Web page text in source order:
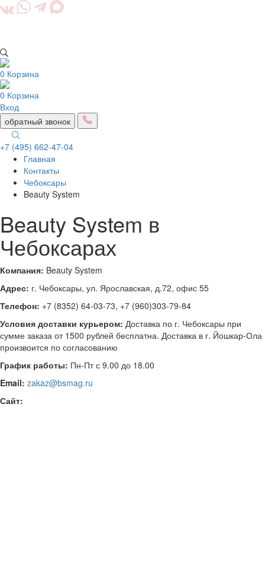
0 Корзина
0 Корзина
Вход
обратный звонок
+7 (495) 662-47-04
Главная
Контакты
Чебоксары
Beauty System
Beauty System в
Чебоксарах
Компания: Beauty System
Адрес: г. Чебоксары, ул. Ярославская, д.72, офис 55
Телефон: +7 (8352) 64-03-73, +7 (960)303-79-84
Условия доставки курьером: Доставка по г. Чебоксары при
сумме заказа от 1500 рублей бесплатна. Доставка в г. Йошкар-Ола
произвоится по согласованию
График работы: Пн-Пт с 9.00 до 18.00
Email: zakaz@bsmag.ru
Сайт: